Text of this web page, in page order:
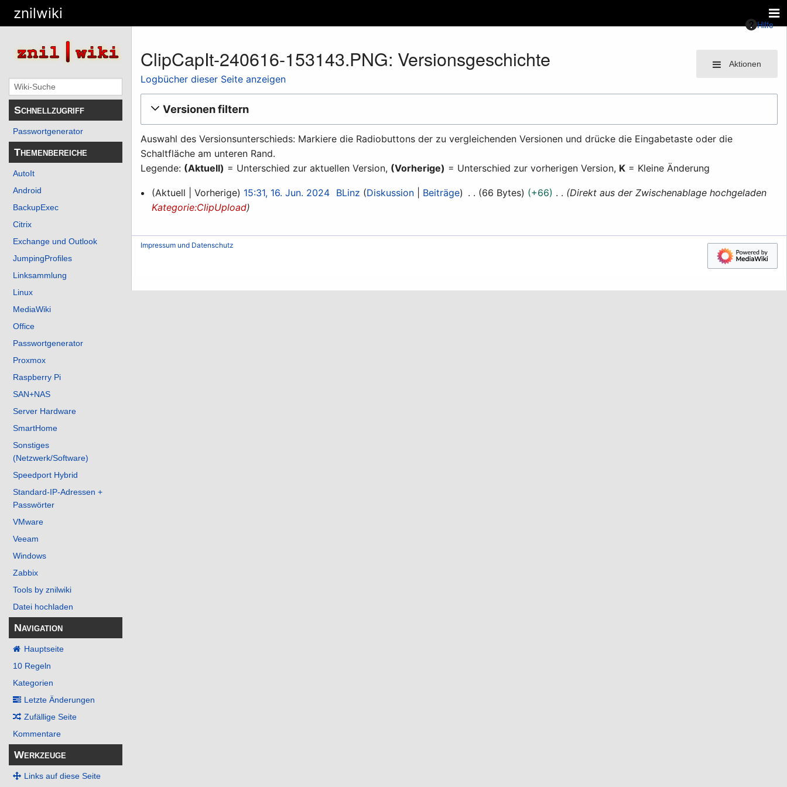
znilwiki
Schnellzugriff
Passwortgenerator
Themenbereiche
AutoIt
Android
BackupExec
Citrix
Exchange und Outlook
JumpingProfiles
Linksammlung
Linux
MediaWiki
Office
Passwortgenerator
Proxmox
Raspberry Pi
SAN+NAS
Server Hardware
SmartHome
Sonstiges
(Netzwerk/Software)
Speedport Hybrid
Standard-IP-Adressen +
Passwörter
VMware
Veeam
Windows
Zabbix
Tools by znilwiki
Datei hochladen
Navigation
Hauptseite
10 Regeln
Kategorien
Letzte Änderungen
Zufällige Seite
Kommentare
Werkzeuge
Links auf diese Seite
Hilfe
Aktionen
ClipCapIt-240616-153143.PNG: Versionsgeschichte
Logbücher dieser Seite anzeigen
Versionen filtern
Auswahl des Versionsunterschieds: Markiere die Radiobuttons der zu vergleichenden Versionen und drücke die Eingabetaste oder die
Schaltfläche am unteren Rand.
Legende: (Aktuell) = Unterschied zur aktuellen Version, (Vorherige) = Unterschied zur vorherigen Version, K = Kleine Änderung
16.
Juni
Aktuell Vorherige 15:31, 16. Jun. 2024 BLinz Diskussion Beiträge 66 Bytes +66
Direkt aus der Zwischenablage hochgeladen
Kategorie:ClipUpload
Impressum und Datenschutz